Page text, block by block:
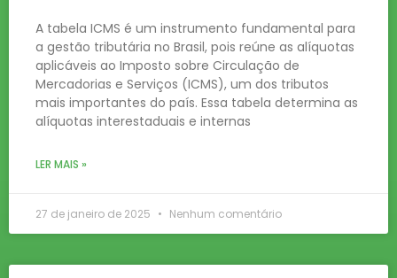
A tabela ICMS é um instrumento fundamental para
a gestão tributária no Brasil, pois reúne as alíquotas
aplicáveis ao Imposto sobre Circulação de
Mercadorias e Serviços (ICMS), um dos tributos
mais importantes do país. Essa tabela determina as
alíquotas interestaduais e internas
LER MAIS »
27 de janeiro de 2025 Nenhum comentário